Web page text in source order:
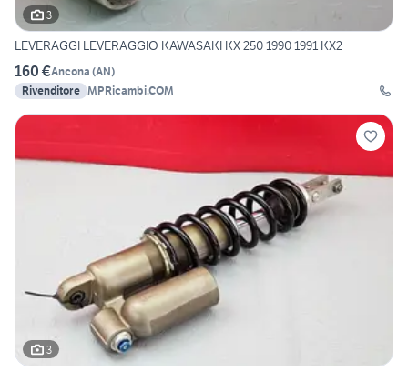
3
LEVERAGGI LEVERAGGIO KAWASAKI KX 250 1990 1991 KX2
160 €Ancona (AN)
Rivenditore MPRicambi.COM
3